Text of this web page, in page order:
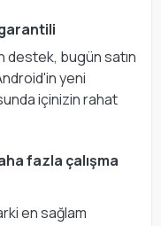
bugün satın
yeni
içinizin rahat
fazla çalışma
en sağlam